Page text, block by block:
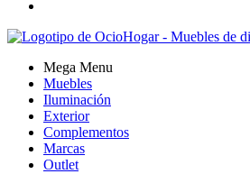
Mega Menu
Muebles
Iluminación
Exterior
Complementos
Marcas
Outlet